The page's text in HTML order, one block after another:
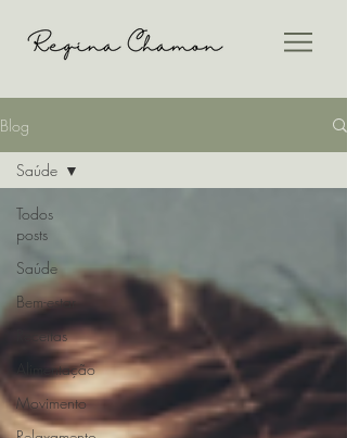
Blog
Todos
posts
Saúde
Bem-estar
Receitas
Alimentação
Movimento
Saúde